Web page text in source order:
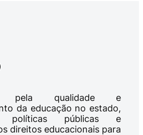
pela qualidade e
da educação no estado,
políticas públicas e
direitos educacionais para